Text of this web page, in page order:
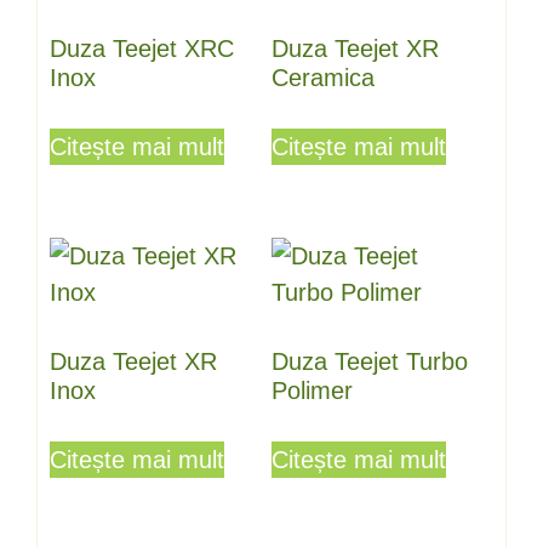
Duza Teejet XRC
Inox
Citește mai mult
Duza Teejet XR
Ceramica
Citește mai mult
Duza Teejet XR
Inox
Citește mai mult
Duza Teejet Turbo
Polimer
Citește mai mult